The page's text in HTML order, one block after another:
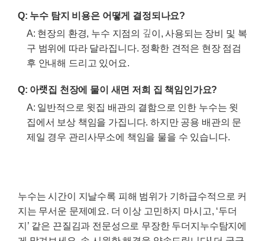
Q: 누수 탐지 비용은 어떻게 결정되나요?
A: 현장의 환경, 누수 지점의 깊이, 사용되는 장비 및 복
구 범위에 따라 달라집니다. 정확한 견적은 현장 점검
후 안내해 드리고 있어요.
Q: 아랫집 천장에 물이 새면 저희 집 책임인가요?
A: 일반적으로 윗집 배관의 결함으로 인한 누수는 윗
집에서 보상 책임을 가집니다. 하지만 공용 배관의 문
제일 경우 관리사무소에 책임을 물을 수 있습니다.
누수는 시간이 지날수록 피해 범위가 기하급수적으로 커
지는 무서운 문제예요. 더 이상 고민하지 마시고, ‘두더
지’ 같은 끈질김과 전문성으로 무장한 두더지누수탐지 에